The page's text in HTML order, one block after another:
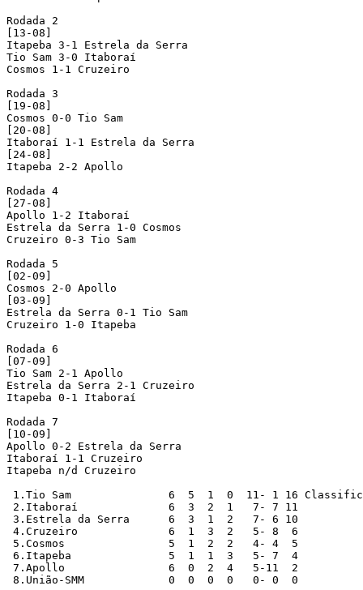
Rodada 2
[13-08]
Itapeba 3-1 Estrela da Serra
Tio Sam 3-0 Itaboraí
Cosmos 1-1 Cruzeiro
Rodada 3
[19-08]
Cosmos 0-0 Tio Sam
[20-08]
Itaboraí 1-1 Estrela da Serra
[24-08]
Itapeba 2-2 Apollo
Rodada 4
[27-08]
Apollo 1-2 Itaboraí
Estrela da Serra 1-0 Cosmos
Cruzeiro 0-3 Tio Sam
Rodada 5
[02-09]
Cosmos 2-0 Apollo
[03-09]
Estrela da Serra 0-1 Tio Sam
Cruzeiro 1-0 Itapeba
Rodada 6
[07-09]
Tio Sam 2-1 Apollo
Estrela da Serra 2-1 Cruzeiro
Itapeba 0-1 Itaboraí
Rodada 7
[10-09]
Apollo 0-2 Estrela da Serra
Itaboraí 1-1 Cruzeiro
Itapeba n/d Cruzeiro
1.Tio Sam		 6  5  1  0  11- 1 16 Classificado
2.Itaboraí		 6  3  2  1   7- 7 11
3.Estrela da Serra	 6  3  1  2   7- 6 10
4.Cruzeiro		 6  1  3  2   5- 8  6
5.Cosmos		 5  1  2  2   4- 4  5
6.Itapeba		 5  1  1  3   5- 7  4
7.Apollo		 6  0  2  4   5-11  2
8.União-SMM		 0  0  0  0   0- 0  0